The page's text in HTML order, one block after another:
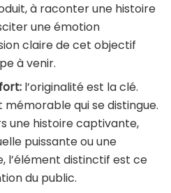
à raconter une histoire
une émotion
claire de cet objectif
à venir.
l’originalité est la clé.
qui se distingue.
une histoire captivante,
puissante ou une
l’élément distinctif est ce
du public.